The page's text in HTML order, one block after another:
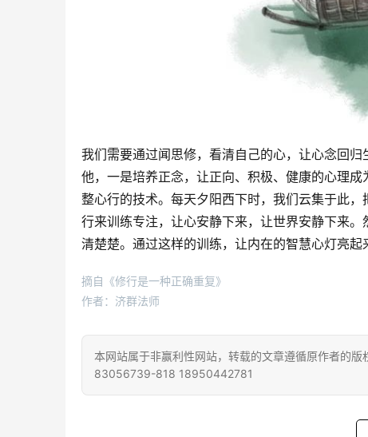
我们需要通过闻思修，看清自己的心，让心念回
他，一是培养正念，让正向、积极、健康的心理
整心行的技术。每天夕阳西下时，我们云集于此
行来训练专注，让心安静下来，让世界安静下来
清楚楚。通过这样的训练，让内在的智慧心灯亮起
摘自《修行是一种正确重复》
作者：济群法师
本网站属于非赢利性网站，转载的文章遵循原作者的
83056739-818 18950442781